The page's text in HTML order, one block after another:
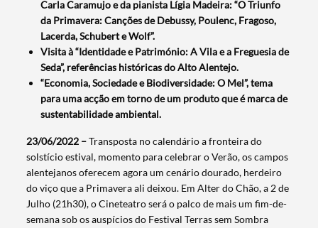
Carla Caramujo e da pianista Lígia Madeira: “O Triunfo
da Primavera: Canções de Debussy, Poulenc, Fragoso,
Lacerda, Schubert e Wolf”.
Visita à “Identidade e Património: A Vila e a Freguesia de
Seda”, referências históricas do Alto Alentejo.
“Economia, Sociedade e Biodiversidade: O Mel”, tema
para uma acção em torno de um produto que é marca de
sustentabilidade ambiental.
23/06/2022 –Transposta no calendário a fronteira do
solstício estival, momento para celebrar o Verão, os campos
alentejanos oferecem agora um cenário dourado, herdeiro
do viço que a Primavera ali deixou. Em Alter do Chão, a 2 de
Julho (21h30), o Cineteatro será o palco de mais um fim-de-
semana sob os auspícios do Festival Terras sem Sombra